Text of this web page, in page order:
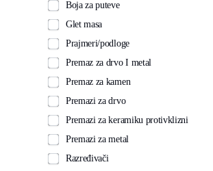
Boja za puteve
Glet masa
Prajmeri/podloge
Premaz za drvo I metal
Premaz za kamen
Premazi za drvo
Premazi za keramiku protivklizni
Premazi za metal
Razređivači